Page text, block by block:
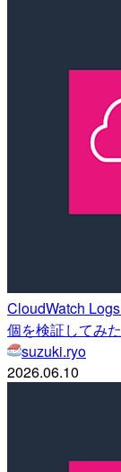
CloudWatch
個を検証してみ
suzuki.ryo
2026.06.10